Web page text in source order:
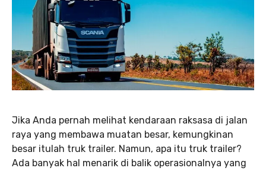
Jika Anda pernah melihat kendaraan raksasa di jalan
raya yang membawa muatan besar, kemungkinan
besar itulah truk trailer. Namun, apa itu truk trailer?
Ada banyak hal menarik di balik operasionalnya yang